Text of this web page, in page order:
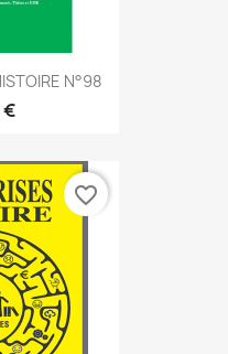
N°98
€
favorite_border